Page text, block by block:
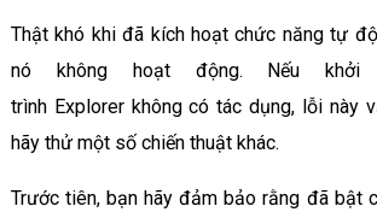
Thật khó khi đã kích hoạt chức năng tự
nó không hoạt động. Nếu
trình Explorer không có tác dụng, lỗi này
hãy thử một số chiến thuật khác.
Trước tiên, bạn hãy đảm bảo rằng đã bật